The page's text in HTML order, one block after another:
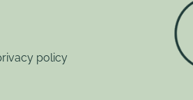
policy